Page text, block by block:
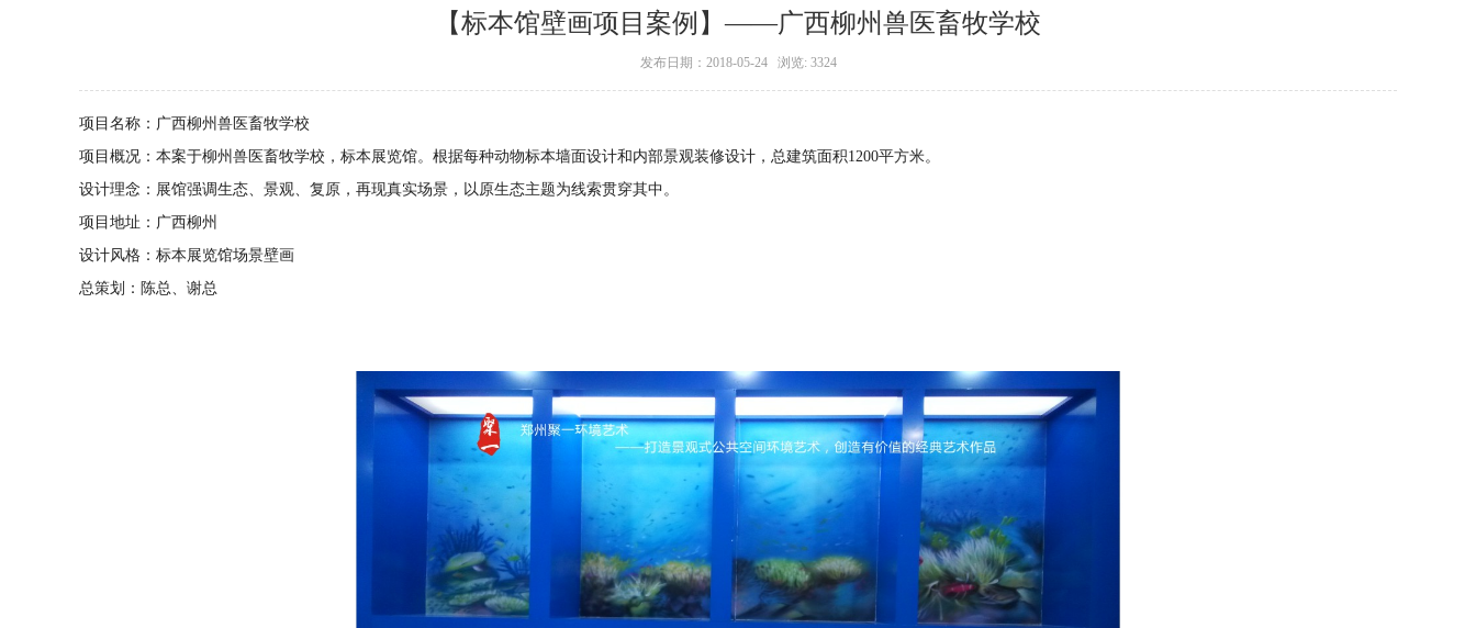
【标本馆壁画项目案例】——广西柳州兽医畜牧学校
发布日期：2018-05-24 浏览: 3324
项目名称：广西柳州兽医畜牧学校
项目概况： 本案于柳州兽医畜牧学校 ， 标本展览馆。 根据每种动物标本墙面设计和内部景观装修设计，总建筑面积1200平方米。
设计理念：展馆强调生态、景观、复原，再现真实场景，以原生态主题为线索贯穿其中。
项目地址： 广西柳州
设计风格：标本展览馆场景壁画
总策划：陈总、谢总